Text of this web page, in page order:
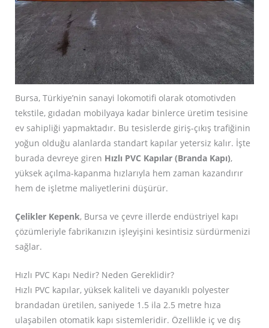
Bursa, Türkiye’nin sanayi lokomotifi olarak otomotivden
tekstile, gıdadan mobilyaya kadar binlerce üretim tesisine
ev sahipliği yapmaktadır. Bu tesislerde giriş-çıkış trafiğinin
yoğun olduğu alanlarda standart kapılar yetersiz kalır. İşte
burada devreye giren Hızlı PVC Kapılar (Branda Kapı),
yüksek açılma-kapanma hızlarıyla hem zaman kazandırır
hem de işletme maliyetlerini düşürür.
Çelikler Kepenk, Bursa ve çevre illerde endüstriyel kapı
çözümleriyle fabrikanızın işleyişini kesintisiz sürdürmenizi
sağlar.
Hızlı PVC Kapı Nedir? Neden Gereklidir?
Hızlı PVC kapılar, yüksek kaliteli ve dayanıklı polyester
brandadan üretilen, saniyede 1.5 ila 2.5 metre hıza
ulaşabilen otomatik kapı sistemleridir. Özellikle iç ve dış